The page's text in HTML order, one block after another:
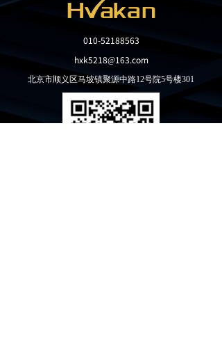
010-52188563
hxk5218@163.com
北京市顺义区马坡镇聚源中路12号院5号楼301